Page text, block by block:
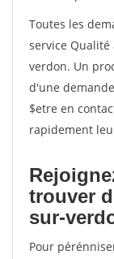
Toutes les
service
verdon. Un
d'une
$etre en
rapidement
trouver
sur-
Pour